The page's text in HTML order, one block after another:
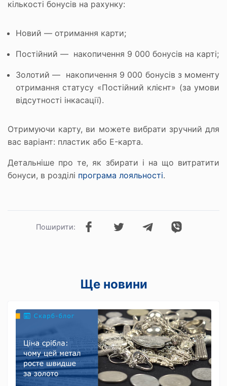
кількості бонусів на рахунку:
Новий — отримання карти;
Постійний — накопичення 9 000 бонусів на карті;
Золотий — накопичення 9 000 бонусів з моменту
отримання статусу «Постійний клієнт» (за умови
відсутності інкасації).
Отримуючи карту, ви можете вибрати зручний для
вас варіант: пластик або E-карта.
Детальніше про те, як збирати і на що витратити
бонуси, в розділі програма лояльності.
Поширити:
Ще новини